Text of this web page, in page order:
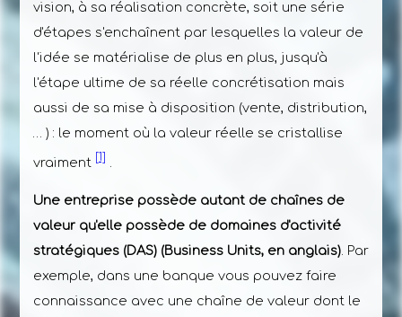
vision, à sa réalisation concrète, soit une série
d'étapes s'enchaînent par lesquelles la valeur de
l'idée se matérialise de plus en plus, jusqu'à
l'étape ultime de sa réelle concrétisation mais
aussi de sa mise à disposition (vente, distribution,
… ) : le moment où la valeur réelle se cristallise
vraiment [1]
Une entreprise possède autant de chaînes de
valeur qu'elle possède de domaines d'activité
stratégiques (DAS) (Business Units, en anglais). Par
exemple, dans une banque vous pouvez faire
connaissance avec une chaîne de valeur dont le